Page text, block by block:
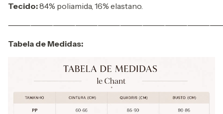
Tecido:84% poliamida, 16% elastano.
Tabela de Medidas: